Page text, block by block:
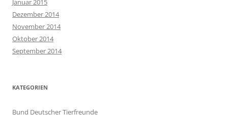
Januar 2015
Dezember 2014
November 2014
Oktober 2014
September 2014
KATEGORIEN
Bund Deutscher Tierfreunde